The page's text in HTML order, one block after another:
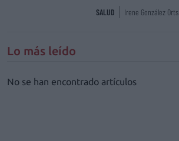
SALUD Irene González Orts
Lo más leído
No se han encontrado artículos